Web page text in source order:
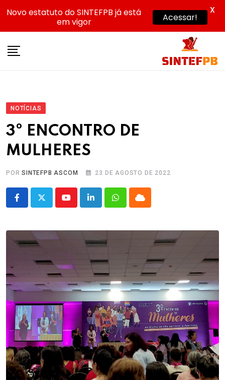
NOTÍCIAS
3º ENCONTRO DE
MULHERES
PORSINTEFPB ASCOM 23 DE AGOSTO DE 2022
YoutubeLinkedInWhatsappCloud
Novo estatuto do SINTEFPB já está
em vigor
Acessar!
X